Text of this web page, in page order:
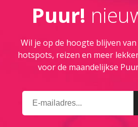
Puur!
Wil je op de hoogte blijven
hotspots, reizen en meer
voor de maandelijkse